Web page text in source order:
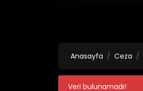
Anasayfa Ceza
Veri bulunamadı!